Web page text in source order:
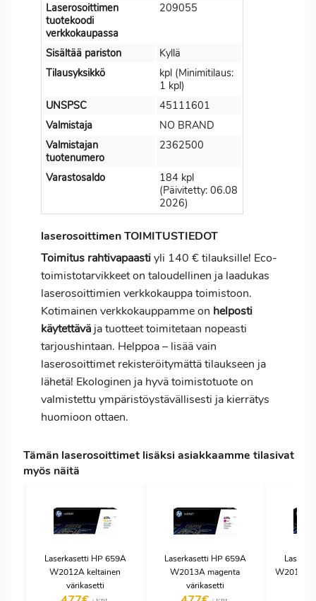
Laserosoittimen
tuotekoodi
verkkokaupassa
209055
Sisältää pariston
Kyllä
Tilausyksikkö
kpl (Minimitilaus:
1 kpl)
UNSPSC
45111601
Valmistaja
NO BRAND
Valmistajan
tuotenumero
2362500
Varastosaldo
184 kpl
(Päivitetty: 06.08
2026)
laserosoittimen TOIMITUSTIEDOT
Toimitus rahtivapaastiyli 140 € tilauksille! Eco-
toimistotarvikkeet on taloudellinen ja laadukas
laserosoittimien verkkokauppa toimistoon.
Kotimainen verkkokauppamme on helposti
käytettävä ja tuotteet toimitetaan nopeasti
tarjoushintaan. Helppoa – lisää vain
laserosoittimet rekisteröitymättä tilaukseen ja
lähetä! Ekologinen ja hyvä toimistotuote on
valmistettu ympäristöystävällisesti ja kierrätys
huomioon ottaen.
Tämän laserosoittimet lisäksi asiakkaamme tilasivat
myös näitä
Laserkasetti HP 659A
W2012A keltainen
värikasetti
Laserkasetti HP 659A
W2013A magenta
värikasetti
W2010X